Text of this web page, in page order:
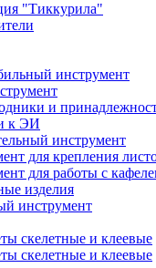
"Тиккурила"
инструмент
и
к ЭИ
инструмент
для крепления
для работы с
изделия
инструмент
скелетные и клеевые
скелетные и клеевые